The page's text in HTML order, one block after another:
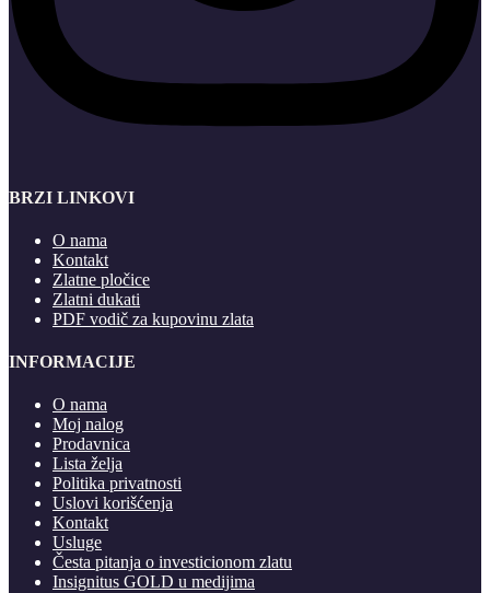
BRZI LINKOVI
O nama
Kontakt
Zlatne pločice
Zlatni dukati
PDF vodič za kupovinu zlata
INFORMACIJE
O nama
Moj nalog
Prodavnica
Lista želja
Politika privatnosti
Uslovi korišćenja
Kontakt
Usluge
Česta pitanja o investicionom zlatu
Insignitus GOLD u medijima